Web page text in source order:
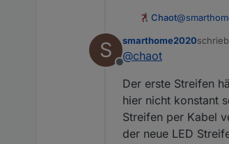
Chaot@
S
Offline
smarthome2020
zuletzt
@chaot
Der erste Streifen
hier nicht konstant
Streifen per Kabel
der neue LED